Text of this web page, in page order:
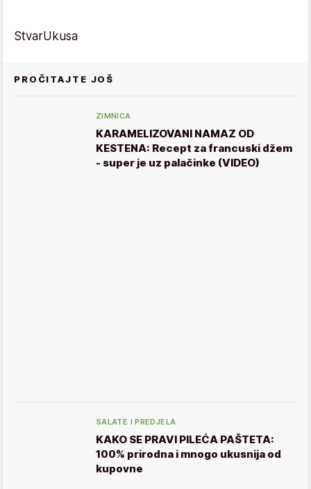
StvarUkusa
PROČITAJTE JOŠ
ZIMNICA
KARAMELIZOVANI NAMAZ OD
KESTENA: Recept za francuski džem
- super je uz palačinke (VIDEO)
SALATE I PREDJELA
KAKO SE PRAVI PILEĆA PAŠTETA:
100% prirodna i mnogo ukusnija od
kupovne